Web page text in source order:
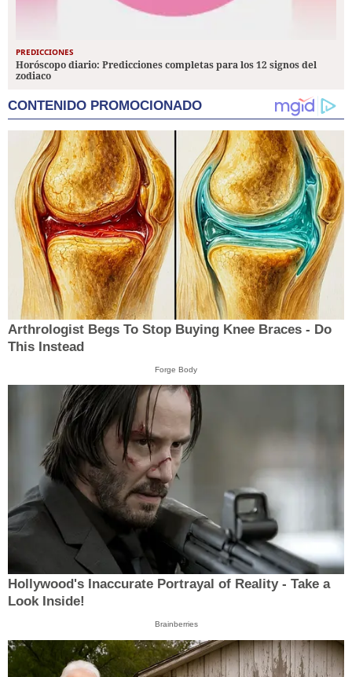
PREDICCIONES
Horóscopo diario: Predicciones completas para los 12 signos del
zodiaco
CONTENIDO PROMOCIONADO
Arthrologist Begs To Stop Buying Knee Braces - Do
This Instead
Forge Body
Hollywood's Inaccurate Portrayal of Reality - Take a
Look Inside!
Brainberries